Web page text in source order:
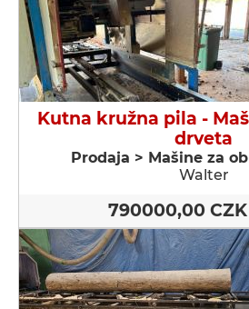
Kutna kružna pila -
drveta
Prodaja > Мašine za
Walter
790000,00